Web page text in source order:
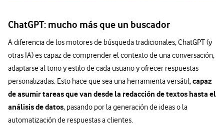
ChatGPT: mucho más que un buscador
A diferencia de los motores de búsqueda tradicionales, ChatGPT (y
otras IA) es capaz de comprender el contexto de una conversación,
adaptarse al tono y estilo de cada usuario y ofrecer respuestas
personalizadas. Esto hace que sea una herramienta versátil,capaz
de asumir tareas que van desde la redacción de textos hasta el
análisis de datos, pasando por la generación de ideas o la
automatización de respuestas a clientes.